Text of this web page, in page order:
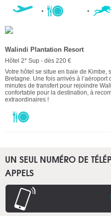
Walindi Plantation Resort
Hôtel 2* Sup - dès 220 €
Votre hôtel se situe en baie de Kimbe,
Bretagne. Une fois arrivés à
minutes de transfert pour rejoindre
confortable pour la destination, à
extraordinaires !
UN SEUL NUMÉRO DE
APPELS